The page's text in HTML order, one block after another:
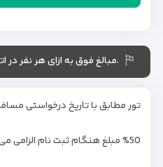
.مبالغ فوق به ازای هر نفر
تور مطابق با تاریخ درخواستی
%50 مبلغ هنگام ثبت نام الزامی می باشد.